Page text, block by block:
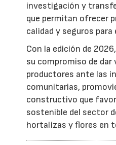
investigación y
que permitan ofrecer
calidad y seguros
Con la edición de
su compromiso de dar
productores ante las
comunitarias,
constructivo que
sostenible del sector
hortalizas y flores en